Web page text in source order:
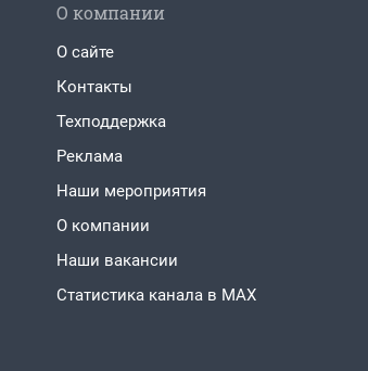
О компании
О сайте
Контакты
Техподдержка
Реклама
Наши мероприятия
О компании
Наши вакансии
Статистика канала в MAX